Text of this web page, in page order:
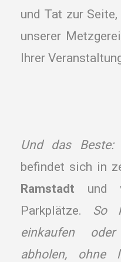
und Tat zur
unserer
Ihrer
Und das Beste:
befindet sich in
Ramstadt und
Parkplätze. So
einkaufen
abholen, ohne